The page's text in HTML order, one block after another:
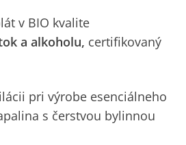
v BIO kvalite
a alkoholu, certifikovaný
pri výrobe esenciálneho
s čerstvou bylinnou